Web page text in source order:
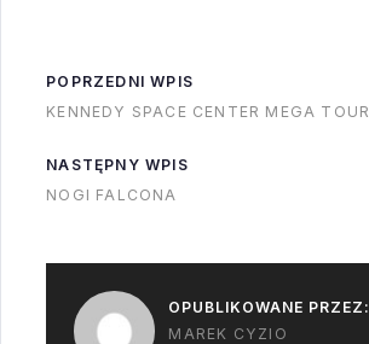
POPRZEDNI WPIS
KENNEDY SPACE CENTER MEGA TOUR
NASTĘPNY WPIS
NOGI FALCONA
OPUBLIKOWANE PRZEZ:
MAREK CYZIO